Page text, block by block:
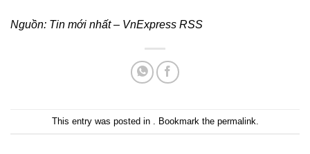
Nguồn: Tin mới nhất – VnExpress RSS
This entry was posted in . Bookmark the permalink